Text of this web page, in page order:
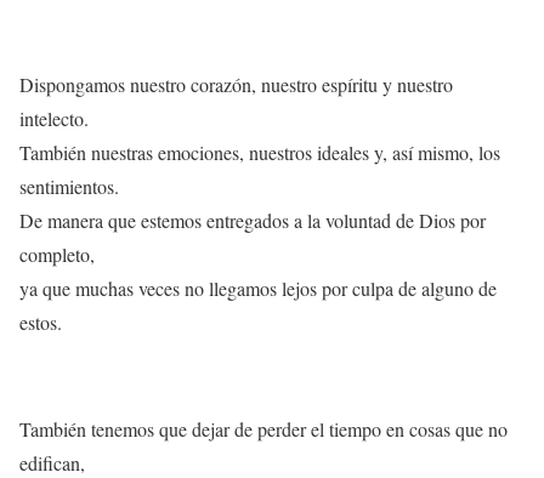
Dispongamos nuestro corazón, nuestro espíritu y nuestro
intelecto.
También nuestras emociones, nuestros ideales y, así mismo, los
sentimientos.
De manera que estemos entregados a la voluntad de Dios por
completo,
ya que muchas veces no llegamos lejos por culpa de alguno de
estos.
También tenemos que dejar de perder el tiempo en cosas que no
edifican,